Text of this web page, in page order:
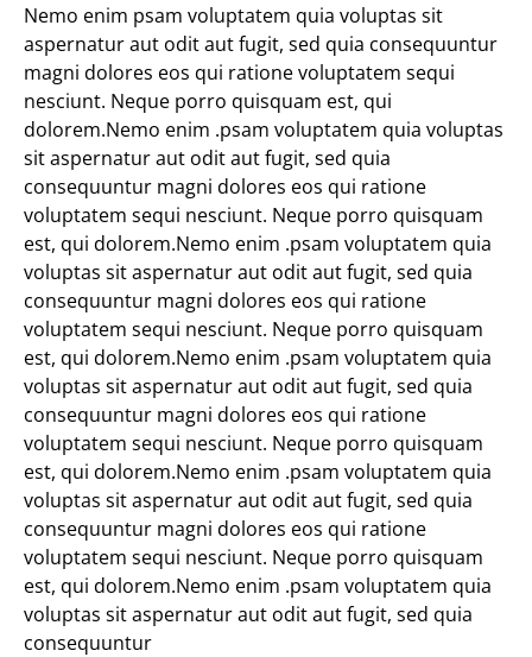
Nemo enim psam voluptatem quia voluptas sit
aspernatur aut odit aut fugit, sed quia consequuntur
magni dolores eos qui ratione voluptatem sequi
nesciunt. Neque porro quisquam est, qui
dolorem.Nemo enim .psam voluptatem quia voluptas
sit aspernatur aut odit aut fugit, sed quia
consequuntur magni dolores eos qui ratione
voluptatem sequi nesciunt. Neque porro quisquam
est, qui dolorem.Nemo enim .psam voluptatem quia
voluptas sit aspernatur aut odit aut fugit, sed quia
consequuntur magni dolores eos qui ratione
voluptatem sequi nesciunt. Neque porro quisquam
est, qui dolorem.Nemo enim .psam voluptatem quia
voluptas sit aspernatur aut odit aut fugit, sed quia
consequuntur magni dolores eos qui ratione
voluptatem sequi nesciunt. Neque porro quisquam
est, qui dolorem.Nemo enim .psam voluptatem quia
voluptas sit aspernatur aut odit aut fugit, sed quia
consequuntur magni dolores eos qui ratione
voluptatem sequi nesciunt. Neque porro quisquam
est, qui dolorem.Nemo enim .psam voluptatem quia
voluptas sit aspernatur aut odit aut fugit, sed quia
consequuntur